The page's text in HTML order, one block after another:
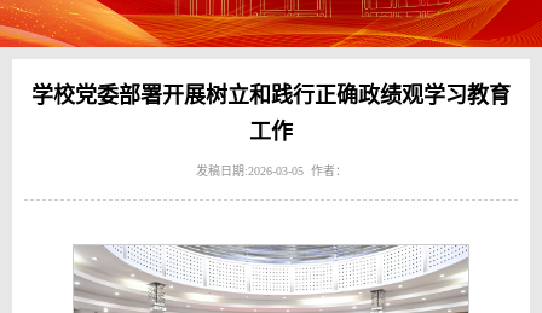
学校党委部署开展树立和践行正确政绩观学习教育
工作
发稿日期:2026-03-05 作者：